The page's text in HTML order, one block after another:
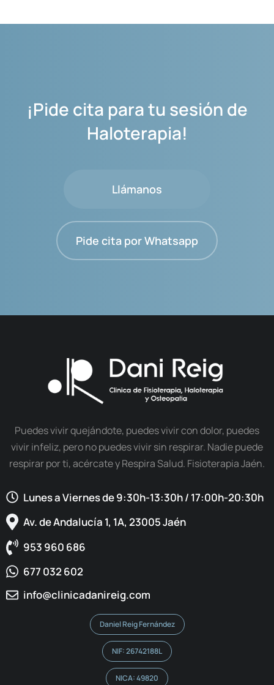
¡Pide cita para tu sesión de
Haloterapia!
Llámanos
Pide cita por Whatsapp
Puedes vivir quejándote, puedes vivir con dolor, puedes
vivir infeliz, pero no puedes vivir sin respirar. Nadie puede
respirar por ti, acércate y Respira Salud. Fisioterapia Jaén.
Lunes a Viernes de 9:30h-13:30h / 17:00h-20:30h​
Av. de Andalucía 1, 1A, 23005 Jaén
953 960 686
677 032 602
info@clinicadanireig.com
Daniel Reig Fernández
NIF: 26742188L
NICA: 49820